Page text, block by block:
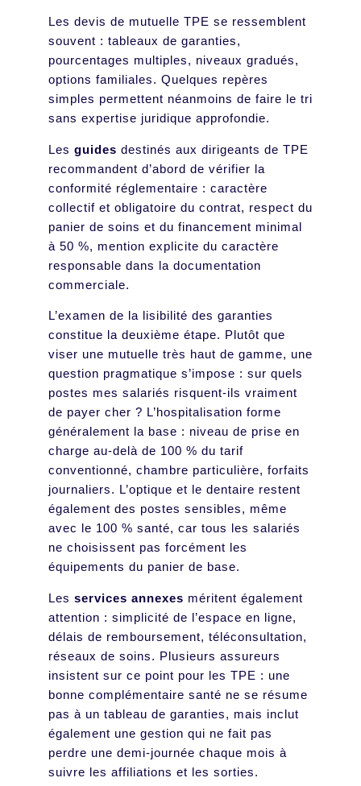
Les devis de mutuelle TPE se ressemblent
souvent : tableaux de garanties,
pourcentages multiples, niveaux gradués,
options familiales. Quelques repères
simples permettent néanmoins de faire le tri
sans expertise juridique approfondie.
Les guides destinés aux dirigeants de TPE
recommandent d’abord de vérifier la
conformité réglementaire : caractère
collectif et obligatoire du contrat, respect du
panier de soins et du financement minimal
à 50 %, mention explicite du caractère
responsable dans la documentation
commerciale.
L’examen de la lisibilité des garanties
constitue la deuxième étape. Plutôt que
viser une mutuelle très haut de gamme, une
question pragmatique s’impose : sur quels
postes mes salariés risquent-ils vraiment
de payer cher ? L’hospitalisation forme
généralement la base : niveau de prise en
charge au-delà de 100 % du tarif
conventionné, chambre particulière, forfaits
journaliers. L’optique et le dentaire restent
également des postes sensibles, même
avec le 100 % santé, car tous les salariés
ne choisissent pas forcément les
équipements du panier de base.
Les services annexes méritent également
attention : simplicité de l’espace en ligne,
délais de remboursement, téléconsultation,
réseaux de soins. Plusieurs assureurs
insistent sur ce point pour les TPE : une
bonne complémentaire santé ne se résume
pas à un tableau de garanties, mais inclut
également une gestion qui ne fait pas
perdre une demi-journée chaque mois à
suivre les affiliations et les sorties.